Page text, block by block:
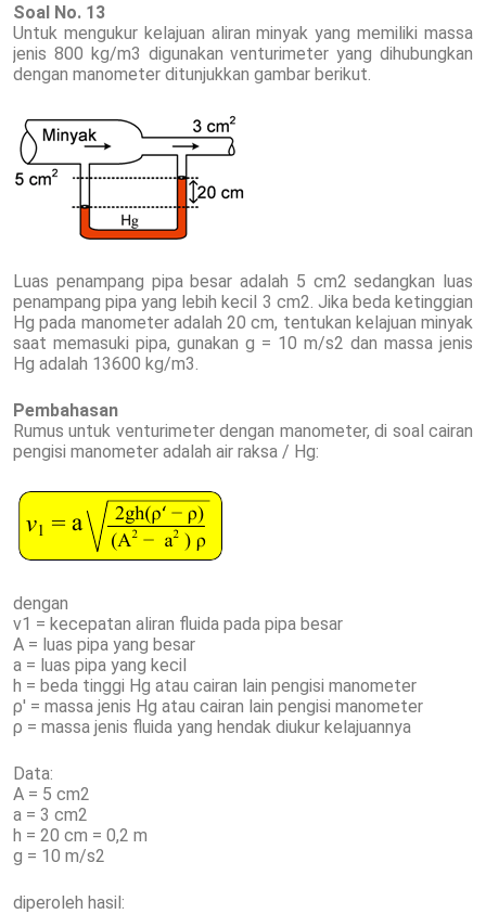
Soal No. 13
Untuk mengukur kelajuan aliran minyak yang memiliki massa
jenis 800 kg/m3 digunakan venturimeter yang dihubungkan
dengan manometer ditunjukkan gambar berikut.
Luas penampang pipa besar adalah 5 cm2 sedangkan luas
penampang pipa yang lebih kecil 3 cm2. Jika beda ketinggian
Hg pada manometer adalah 20 cm, tentukan kelajuan minyak
saat memasuki pipa, gunakan g = 10 m/s2 dan massa jenis
Hg adalah 13600 kg/m3.
Pembahasan
Rumus untuk venturimeter dengan manometer, di soal cairan
pengisi manometer adalah air raksa / Hg:
dengan
v1 = kecepatan aliran fluida pada pipa besar
A = luas pipa yang besar
a = luas pipa yang kecil
h = beda tinggi Hg atau cairan lain pengisi manometer
ρ' = massa jenis Hg atau cairan lain pengisi manometer
ρ = massa jenis fluida yang hendak diukur kelajuannya
Data:
A = 5 cm2
a = 3 cm2
h = 20 cm = 0,2 m
g = 10 m/s2
diperoleh hasil: